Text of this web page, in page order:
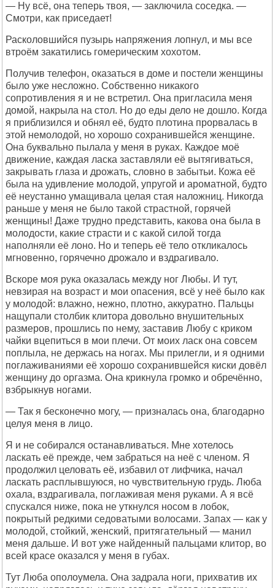
— Ну всё, она теперь твоя, — заключила соседка. —
Смотри, как приседает!
Расколовшийся пузырь напряжения лопнул, и мы все
втроём закатились гомерическим хохотом.
Получив телефон, оказаться в доме и постели женщины
было уже несложно. Собственно никакого
сопротивления я и не встретил. Она пригласила меня
домой, накрыла на стол. Но до еды дело не дошло. Когда
я приблизился и обнял её, будто плотина прорвалась в
этой немолодой, но хорошо сохранившейся женщине.
Она буквально пылала у меня в руках. Каждое моё
движение, каждая ласка заставляли её вытягиваться,
закрывать глаза и дрожать, словно в забытьи. Кожа её
была на удивление молодой, упругой и ароматной, будто
её неустанно умащивала целая стая наложниц. Никогда
раньше у меня не было такой страстной, горячей
женщины! Даже трудно представить, какова она была в
молодости, какие страсти и с какой силой тогда
наполняли её лоно. Но и теперь её тело откликалось
мгновенно, горячечно дрожало и вздрагивало.
Вскоре моя рука оказалась между ног Любы. И тут,
невзирая на возраст и мои опасения, всё у неё было как
у молодой: влажно, нежно, плотно, аккуратно. Пальцы
нащупали столбик клитора довольно внушительных
размеров, прошлись по нему, заставив Любу с криком
чайки вцепиться в мои плечи. От моих ласк она совсем
поплыла, не держась на ногах. Мы прилегли, и я одними
поглаживаниями её хорошо сохранившейся киски довёл
женщину до оргазма. Она крикнула громко и обречённо,
взбрыкнув ногами.
— Так я бесконечно могу, — призналась она, благодарно
целуя меня в лицо.
Я и не собирался останавливаться. Мне хотелось
ласкать её прежде, чем забраться на неё с членом. Я
продолжил целовать её, избавил от лифчика, начал
ласкать расплывшуюся, но чувствительную грудь. Люба
охала, вздрагивала, поглаживая меня руками. А я всё
спускался ниже, пока не уткнулся носом в лобок,
покрытый редкими седоватыми волосами. Запах — как у
молодой, стойкий, женский, притягательный — манил
меня дальше. И вот уже найденный пальцами клитор, во
всей красе оказался у меня в губах.
Тут Люба ополоумела. Она задрала ноги, прихватив их